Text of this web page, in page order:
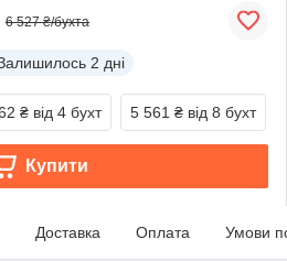
6 527 ₴/бухта
2 дні
₴ від 4 бухт 5 561 ₴ від 8 бухт
Купити
Доставка Оплата Умови